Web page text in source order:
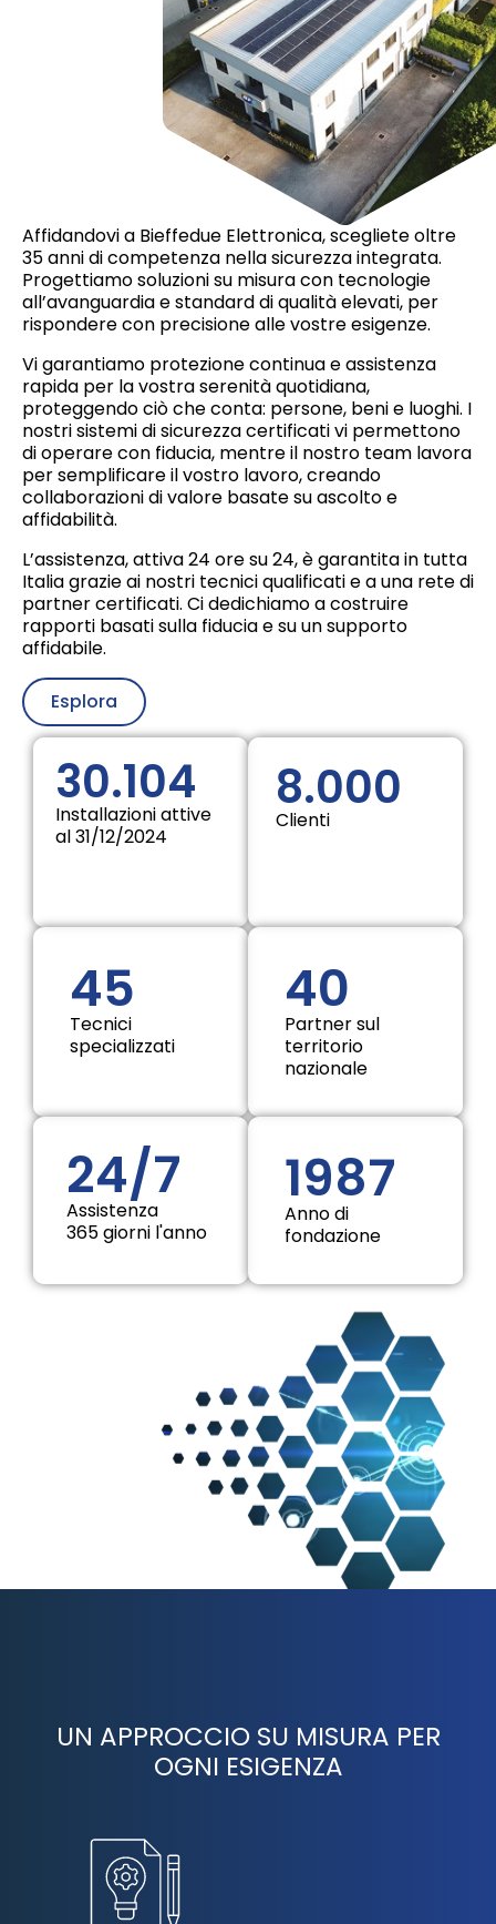
Affidandovi a Bieffedue Elettronica, scegliete oltre
35 anni di competenza nella sicurezza integrata.
Progettiamo soluzioni su misura con tecnologie
all’avanguardia e standard di qualità elevati, per
rispondere con precisione alle vostre esigenze.
Vi garantiamo protezione continua e assistenza
rapida per la vostra serenità quotidiana,
proteggendo ciò che conta: persone, beni e luoghi. I
nostri sistemi di sicurezza certificati vi permettono
di operare con fiducia, mentre il nostro team lavora
per semplificare il vostro lavoro, creando
collaborazioni di valore basate su ascolto e
affidabilità.
L’assistenza, attiva 24 ore su 24, è garantita in tutta
Italia grazie ai nostri tecnici qualificati e a una rete di
partner certificati. Ci dedichiamo a costruire
rapporti basati sulla fiducia e su un supporto
affidabile.
Esplora
Installazioni attive
al 31/12/2024
30.104
Clienti
8.000
Tecnici
specializzati
45
Partner sul
territorio
nazionale
40
Assistenza
365 giorni l'anno
24/7
Anno di
fondazione
1987
UN APPROCCIO SU MISURA PER
OGNI ESIGENZA